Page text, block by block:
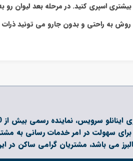
بیشتری اسپری کنید. در مرحله بعد لیوان
روش به راحتی و بدون جارو می تونید
سهولت در امر خدمات رسانی به
می باشد، مشتریان گرامی ساکن